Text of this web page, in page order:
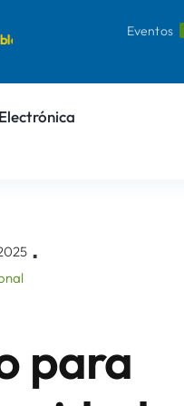
Eventos
▪
para